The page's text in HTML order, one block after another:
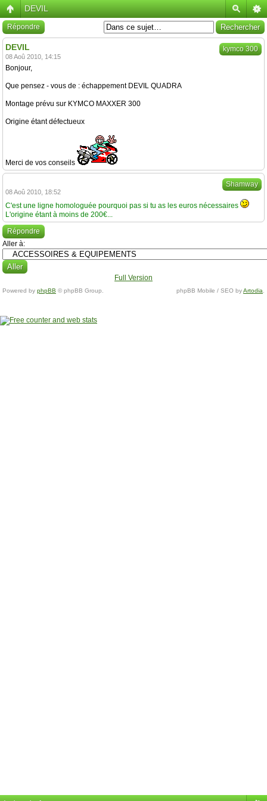
DEVIL
Répondre
kymco 300
DEVIL
08 Aoû 2010, 14:15
Bonjour,
Que pensez - vous de : échappement DEVIL QUADRA
Montage prévu sur KYMCO MAXXER 300
Origine étant défectueux
Merci de vos conseils
Shamway
08 Aoû 2010, 18:52
C'est une ligne homologuée pourquoi pas si tu as les euros nécessaires
L'origine étant à moins de 200€...
Répondre
Aller à:
Full Version
Powered by phpBB © phpBB Group. phpBB Mobile / SEO byArtodia